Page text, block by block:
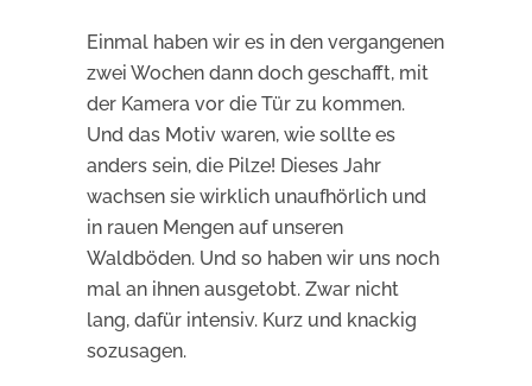
Einmal haben wir es in den vergangenen
zwei Wochen dann doch geschafft, mit
der Kamera vor die Tür zu kommen.
Und das Motiv waren, wie sollte es
anders sein, die Pilze! Dieses Jahr
wachsen sie wirklich unaufhörlich und
in rauen Mengen auf unseren
Waldböden. Und so haben wir uns noch
mal an ihnen ausgetobt. Zwar nicht
lang, dafür intensiv. Kurz und knackig
sozusagen.